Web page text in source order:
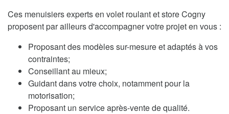
Ces menuisiers experts en volet roulant et store Cogny
proposent par ailleurs d'accompagner votre projet en vous :
Proposant des modèles sur-mesure et adaptés à vos
contraintes;
Conseillant au mieux;
Guidant dans votre choix, notamment pour la
motorisation;
Proposant un service après-vente de qualité.